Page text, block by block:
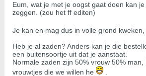
Eum, wat je met je oogst gaat doen kan
zeggen. (zou het ff editen)
Je kan en mag dus in volle grond
Heb je al zaden? Anders kan je die
een buitensoortje uit dat je aanstaat.
Normale zaden zijn 50% vrouw 50%
vrouwtjes die we willen he